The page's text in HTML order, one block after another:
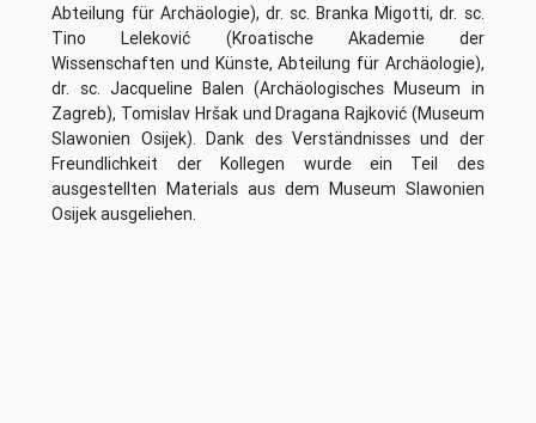
Abteilung für Archäologie), dr. sc. Branka Migotti, dr. sc.
Tino Leleković (Kroatische Akademie der
Wissenschaften und Künste, Abteilung für Archäologie),
dr. sc. Jacqueline Balen (Archäologisches Museum in
Zagreb), Tomislav Hršak und Dragana Rajković (Museum
Slawonien Osijek). Dank des Verständnisses und der
Freundlichkeit der Kollegen wurde ein Teil des
ausgestellten Materials aus dem Museum Slawonien
Osijek ausgeliehen.